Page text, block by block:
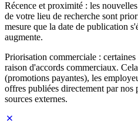
Récence et proximité : les
de votre lieu de recherche sont
mesure que la date de publication
augmente.
Priorisation commerciale :
raison d'accords commerciaux.
(promotions payantes), les
offres publiées directement par nos
sources externes.